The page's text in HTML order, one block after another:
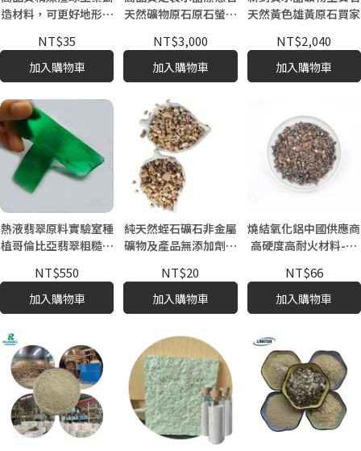
造材料，可更好地形成
生產
NT$35
加入購物車
天然礦物原石原石螢石
NT$3,000
加入購物車
天然黃色雄黃原石買家
NT$2,040
加入購物車
熱液翡翠原料實驗室種
植哥倫比亞翡翠粗糙寶
NT$550
加入購物車
純天然蛭石礦石非金屬
礦物及產品無添加劑重
NT$20
加入購物車
燒結氧化鋁中國供應商
高硬度高耐火材料-可
NT$66
加入購物車